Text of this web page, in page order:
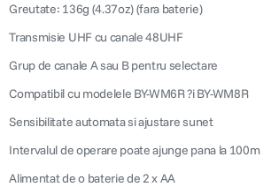
 Greutate: 136g (4.37oz) (fara baterie)
 Transmisie UHF cu canale 48UHF
 Grup de canale A sau B pentru selectare
 Compatibil cu modelele BY-WM6R ?i BY-WM8R
 Sensibilitate automata si ajustare sunet
 Intervalul de operare poate ajunge pana la 100m
 Alimentat de o baterie de 2 x AA